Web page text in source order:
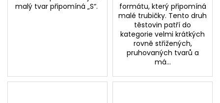
malý tvar připomíná „S“.
formátu, který připomíná
malé trubičky. Tento druh
těstovin patří do
kategorie velmi krátkých
rovně střižených,
pruhovaných tvarů a
má...